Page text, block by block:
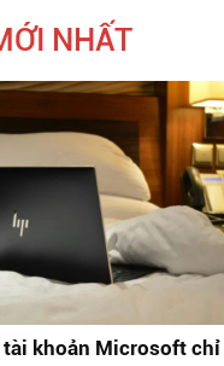
NHẤT
tài khoản Microsoft